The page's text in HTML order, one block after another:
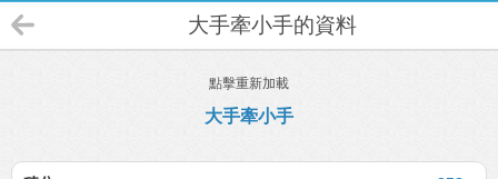
大手牽小手的資料
點擊重新加載
大手牽小手